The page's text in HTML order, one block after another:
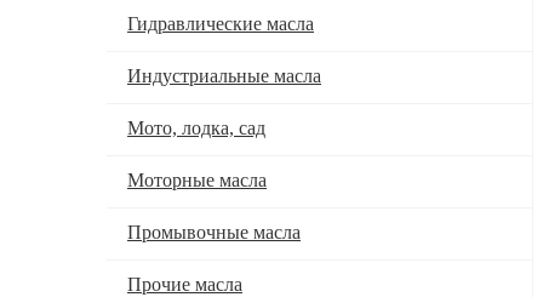
Гидравлические масла
Индустриальные масла
Мото, лодка, сад
Моторные масла
Промывочные масла
Прочие масла